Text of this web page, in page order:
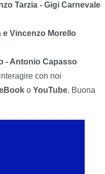
Tarzia - Gigi Carnevale
e Vincenzo Morello
- Antonio Capasso
con noi
o YouTube. Buona